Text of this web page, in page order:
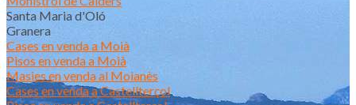
Santa Maria d'Oló
Granera
Cases en venda a Moià
Pisos en venda a Moià
Masies en venda al Moianès
Cases en venda a Castellterçol